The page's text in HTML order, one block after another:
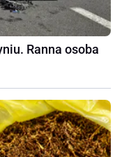
Ranna osoba